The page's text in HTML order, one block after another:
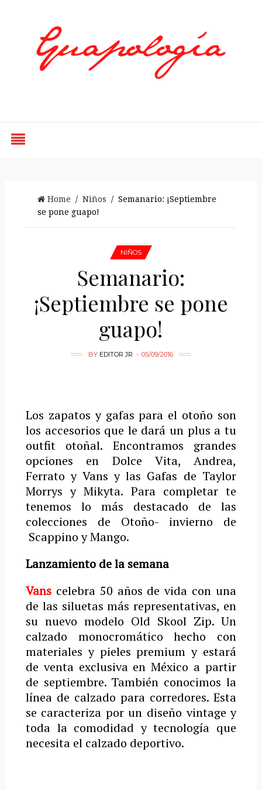
Home / Niños / Semanario: ¡Septiembre
se pone guapo!
NIÑOS
Semanario:
¡Septiembre se pone
guapo!
BY EDITOR JR 05/09/2016
Los zapatos y gafas para el otoño son
los accesorios que le dará un plus a tu
outfit otoñal. Encontramos grandes
opciones en Dolce Vita, Andrea,
Ferrato y Vans y las Gafas de Taylor
Morrys y Mikyta. Para completar te
tenemos lo más destacado de las
colecciones de Otoño- invierno de
Scappino y Mango.
Lanzamiento de la semana
Vanscelebra 50 años de vida con una
de las siluetas más representativas, en
su nuevo modelo Old Skool Zip. Un
calzado monocromático hecho con
materiales y pieles premium y estará
de venta exclusiva en México a partir
de septiembre. También conocimos la
línea de calzado para corredores. Esta
se caracteriza por un diseño vintage y
toda la comodidad y tecnología que
necesita el calzado deportivo.